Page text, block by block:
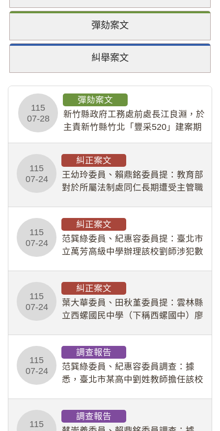
彈劾案文
糾舉案文
115
07-28
彈劾案文
新竹縣政府工務處前處長江良淵，於
主責新竹縣竹北「豐采520」建案期
幣1,483萬餘元，並長期收受建商餽
贈；復罔顧公共安全，圖利默許建商
於停工期間
115
07-24
糾正案文
王幼玲委員、賴鼎銘委員提：教育部
對於所屬法制處同仁長期遭受主管職
人員保障法」及「職業安全衛生法」
所定維護公務人員
115
07-24
糾正案文
范巽綠委員、紀惠容委員提：臺北市
立萬芳高級中學辦理該校劉師涉犯數
業把關與糾錯功能，不僅首份調查報
告漏未審酌師生不
115
07-24
糾正案文
葉大華委員、田秋堇委員提：雲林縣
立西螺國民中學（下稱西螺國中）廖
教羽球隊學生等行為，歷經該校校園
事件處理會議（下
115
07-24
調查報告
范巽綠委員、紀惠容委員調查：據
悉，臺北市某高中劉姓教師擔任該校
行拍攝特定樣態性影像並以手機傳送
115
調查報告